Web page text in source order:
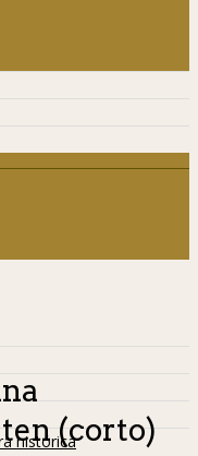
histórica(corto)